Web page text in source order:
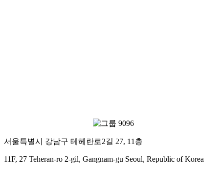
서울특별시 강남구 테헤란로2길 27, 11층
11F, 27 Teheran-ro 2-gil, Gangnam-gu Seoul, Republic of Korea